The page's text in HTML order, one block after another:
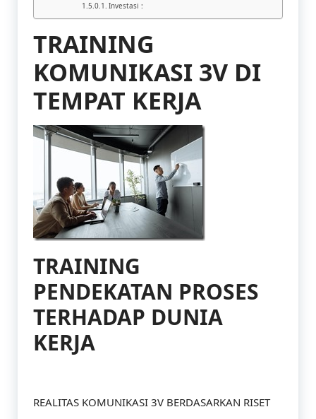
Investasi :
TRAINING
KOMUNIKASI 3V DI
TEMPAT KERJA
TRAINING
PENDEKATAN PROSES
TERHADAP DUNIA
KERJA
REALITAS KOMUNIKASI 3V BERDASARKAN RISET